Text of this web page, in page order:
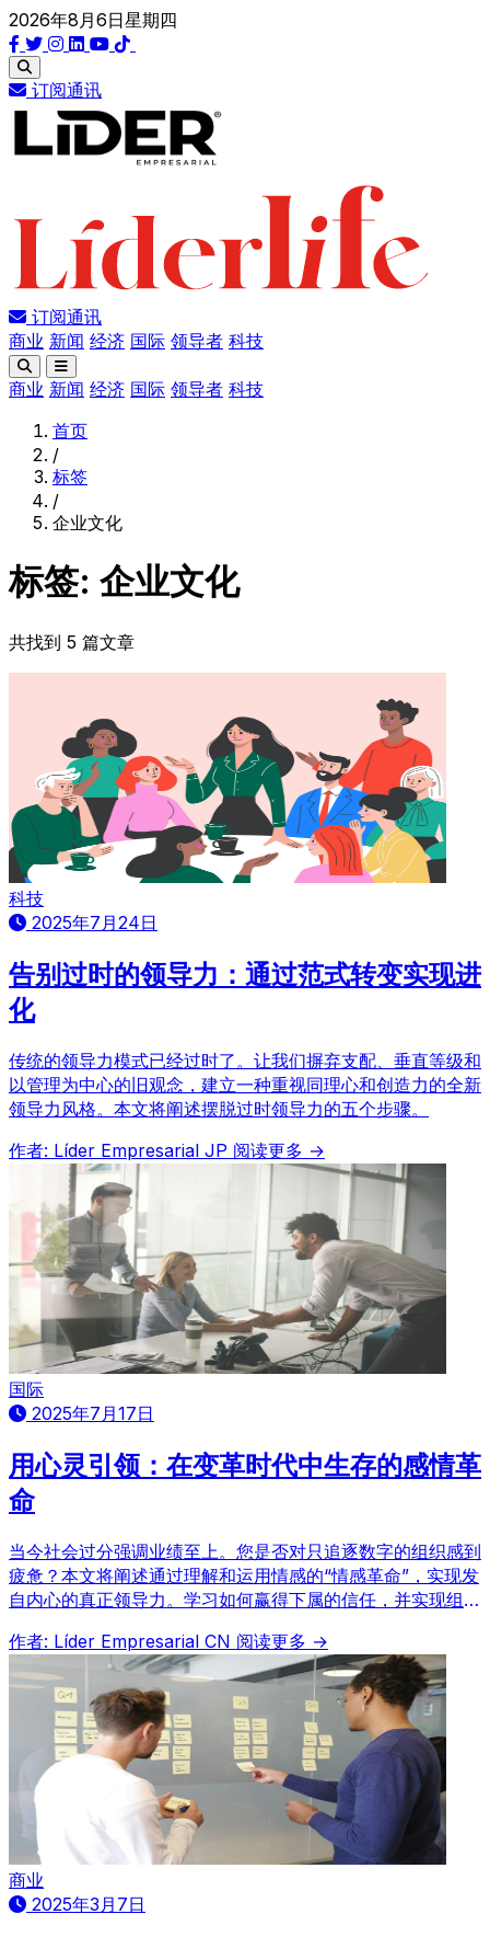
2026年8月6日星期四
订阅通讯
订阅通讯
商业 新闻 经济 国际 领导者 科技
商业 新闻 经济 国际 领导者 科技
首页
/
标签
/
企业文化
标签: 企业文化
共找到 5 篇文章
科技
2025年7月24日
告别过时的领导力：通过范式转变实现进
化
传统的领导力模式已经过时了。让我们摒弃支配、垂直等级和
以管理为中心的旧观念，建立一种重视同理心和创造力的全新
领导力风格。本文将阐述摆脱过时领导力的五个步骤。
作者: Líder Empresarial JP 阅读更多 →
国际
2025年7月17日
用心灵引领：在变革时代中生存的感情革
命
当今社会过分强调业绩至上。您是否对只追逐数字的组织感到
疲惫？本文将阐述通过理解和运用情感的“情感革命”，实现发
自内心的真正领导力。学习如何赢得下属的信任，并实现组织
作者: Líder Empresarial CN 阅读更多 →
商业
2025年3月7日